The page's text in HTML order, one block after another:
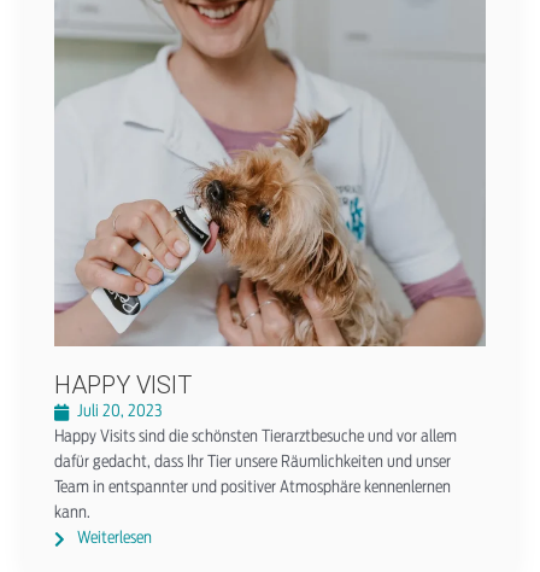
HAPPY VISIT
Juli 20, 2023
Happy Visits sind die schönsten Tierarztbesuche und vor allem
dafür gedacht, dass Ihr Tier unsere Räumlichkeiten und unser
Team in entspannter und positiver Atmosphäre kennenlernen
kann.
Weiterlesen